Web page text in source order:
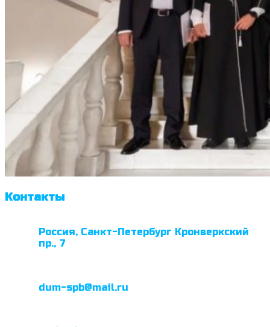
Контакты
Россия, Санкт-Петербург Кронверкский
пр., 7
dum-spb@mail.ru